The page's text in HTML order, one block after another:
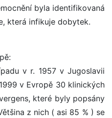
byla identifikovaná
která infikuje dobytek.
v r. 1957 v Jugoslavii
v Evropě 30 klinických
které byly popsány
z nich ( asi 85 % ) se